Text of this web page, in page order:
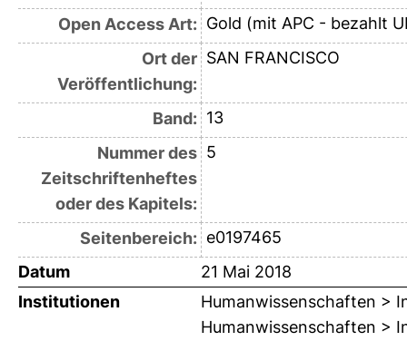
Open Access Art: Gold (mit APC - bezahlt
Ort der
Veröffentlichung:
SAN FRANCISCO
Band: 13
Nummer des
Zeitschriftenheftes
oder des Kapitels:
5
Seitenbereich: e0197465
Datum
21 Mai 2018
Institutionen
Humanwissenschaften >
Humanwissenschaften >